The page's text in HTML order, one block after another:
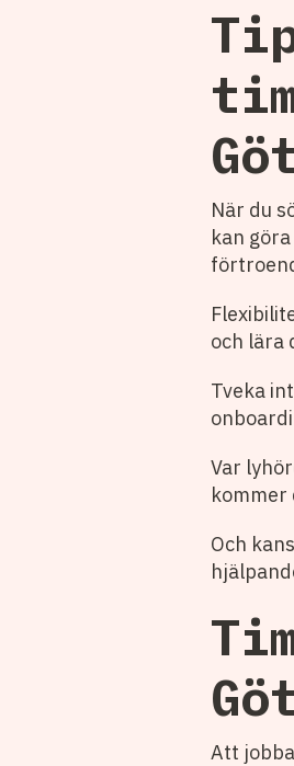
När du
kan
och lära
Tveka
Var
kommer
Och
Att